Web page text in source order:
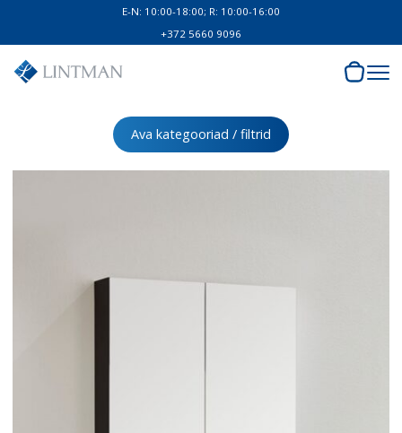
E-N: 10:00-18:00; R: 10:00-16:00
+372 5660 9096
Ava kategooriad / filtrid